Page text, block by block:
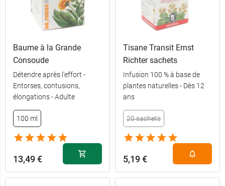
Baume à la Grande
Consoude
Détendre après l'effort -
Entorses, contusions,
élongations - Adulte
100 ml
13,49 €
Tisane Transit Ernst
Richter sachets
Infusion 100 % à base de
plantes naturelles - Dès 12
ans
20 sachets
5,19 €